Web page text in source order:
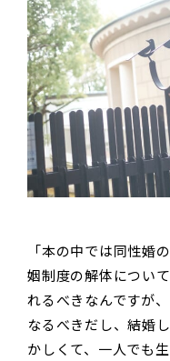
「本の中では同性婚
姻制度の解体につい
れるべきなんですが
なるべきだし、結婚
かしくて、一人でも